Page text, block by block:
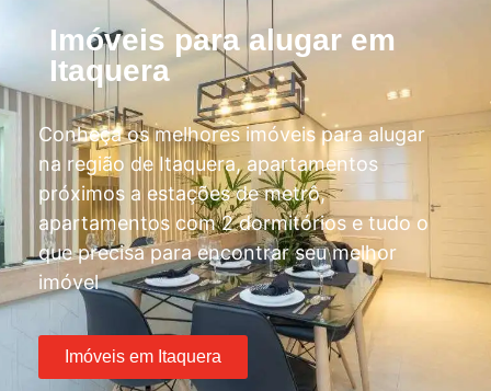
Imóveis para alugar em
Itaquera
Conheça os melhores imóveis para alugar
na região de Itaquera, apartamentos
próximos a estações de metrô,
apartamentos com 2 dormitórios e tudo o
que precisa para encontrar seu melhor
imóvel
Imóveis em Itaquera